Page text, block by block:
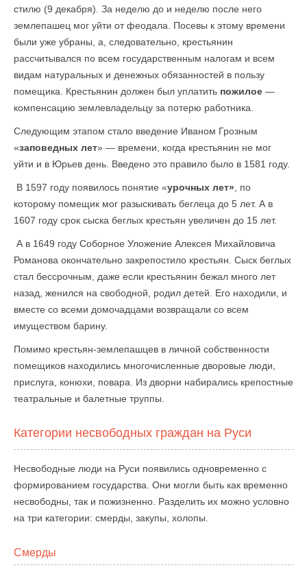
стилю (9 декабря). За неделю до и неделю после него
землепашец мог уйти от феодала. Посевы к этому времени
были уже убраны, а, следовательно, крестьянин
рассчитывался по всем государственным налогам и всем
видам натуральных и денежных обязанностей в пользу
помещика. Крестьянин должен был уплатить пожилое —
компенсацию землевладельцу за потерю работника.
Следующим этапом стало введение Иваном Грозным
«заповедных лет» — времени, когда крестьянин не мог
уйти и в Юрьев день. Введено это правило было в 1581 году.
В 1597 году появилось понятие «урочных лет» , по
которому помещик мог разыскивать беглеца до 5 лет. А в
1607 году срок сыска беглых крестьян увеличен до 15 лет.
А в 1649 году Соборное Уложение Алексея Михайловича
Романова окончательно закрепостило крестьян. Сыск беглых
стал бессрочным, даже если крестьянин бежал много лет
назад, женился на свободной, родил детей. Его находили, и
вместе со всеми домочадцами возвращали со всем
имуществом барину.
Помимо крестьян-землепашцев в личной собственности
помещиков находились многочисленные дворовые люди,
прислуга, конюхи, повара. Из дворни набирались крепостные
театральные и балетные труппы.
Категории несвободных граждан на Руси
Несвободные люди на Руси появились одновременно с
формированием государства. Они могли быть как временно
несвободны, так и пожизненно. Разделить их можно условно
на три категории: смерды, закупы, холопы.
Смерды